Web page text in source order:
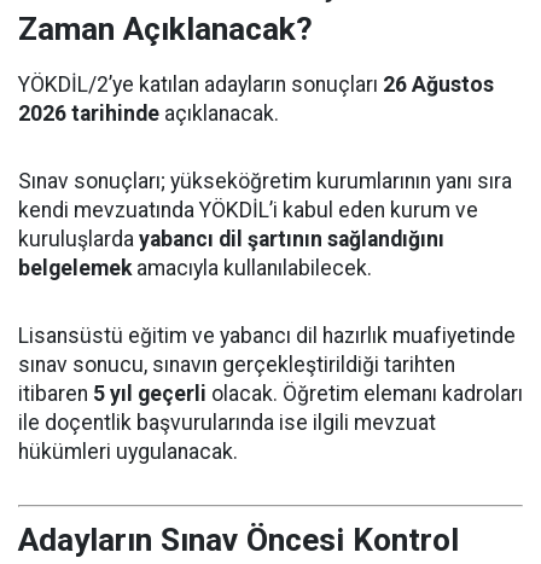
Zaman Açıklanacak?
YÖKDİL/2’ye katılan adayların sonuçları 26 Ağustos
2026 tarihinde açıklanacak.
Sınav sonuçları; yükseköğretim kurumlarının yanı sıra
kendi mevzuatında YÖKDİL’i kabul eden kurum ve
kuruluşlarda yabancı dil şartının sağlandığını
belgelemekamacıyla kullanılabilecek.
Lisansüstü eğitim ve yabancı dil hazırlık muafiyetinde
sınav sonucu, sınavın gerçekleştirildiği tarihten
itibaren 5 yıl geçerli olacak. Öğretim elemanı kadroları
ile doçentlik başvurularında ise ilgili mevzuat
hükümleri uygulanacak.
Adayların Sınav Öncesi Kontrol